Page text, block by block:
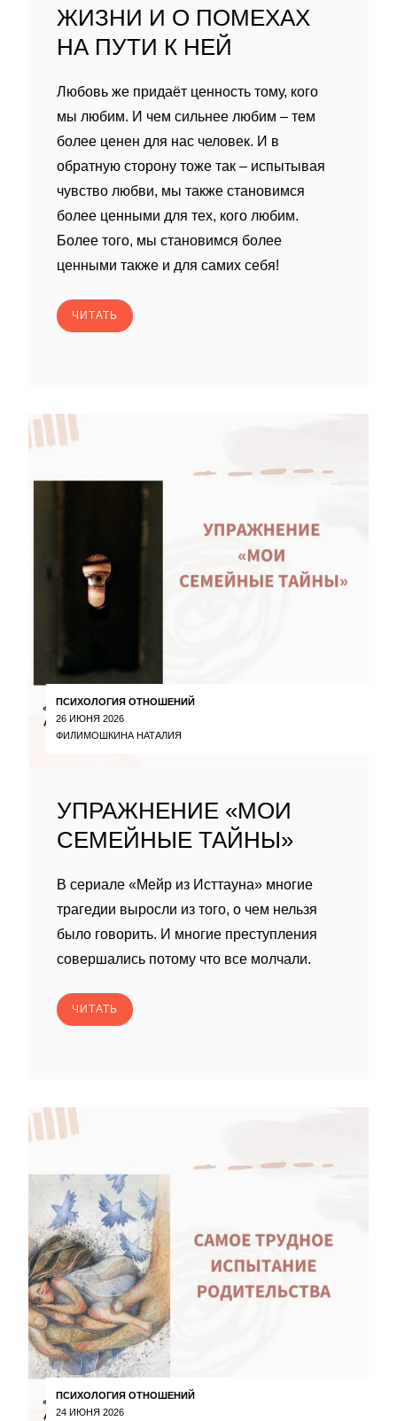
ЖИЗНИ И О ПОМЕХАХ
НА ПУТИ К НЕЙ
Любовь же придаёт ценность тому, кого
мы любим. И чем сильнее любим – тем
более ценен для нас человек. И в
обратную сторону тоже так – испытывая
чувство любви, мы также становимся
более ценными для тех, кого любим.
Более того, мы становимся более
ценными также и для самих себя!
ЧИТАТЬ
ПСИХОЛОГИЯ ОТНОШЕНИЙ
26 ИЮНЯ 2026
ФИЛИМОШКИНА НАТАЛИЯ
УПРАЖНЕНИЕ «МОИ
СЕМЕЙНЫЕ ТАЙНЫ»
В сериале «Мейр из Исттауна» многие
трагедии выросли из того, о чем нельзя
было говорить. И многие преступления
совершались потому что все молчали.
ЧИТАТЬ
ПСИХОЛОГИЯ ОТНОШЕНИЙ
24 ИЮНЯ 2026